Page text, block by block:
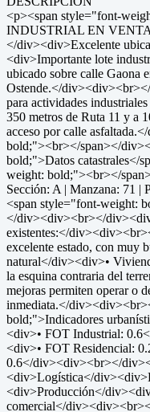
<p><span style="font-
INDUSTRIAL EN
</div><div>Excelente
<div>Importante lote
ubicado sobre calle Gaona
Ostende.</
para actividades
350 metros de Ruta 11 y a
acceso por calle
bold;"><br></span></
bold;">Datos catastrales</
weight: bold;"><br></
Sección: A | Manzana: 71
<span style="font-weight:
</div><div><br></
existentes:</
excelente estado, con muy
natural</div><div>•
la esquina contraria del
mejoras permiten operar o
inmediata.</
bold;">Indicadores
<div>• FOT Industrial:
<div>• FOT Residencial:
0.6</div><div><br></
<div>Logística</
<div>Producción</
comercial</